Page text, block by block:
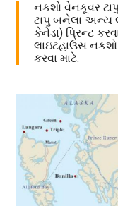
નકશો વેનકૂવર
ટાપુ બનેલા અન્ય
કેનેડા) પ્રિન્ટ
લાઇટહાઉસ નકશો
કરવા માટે.